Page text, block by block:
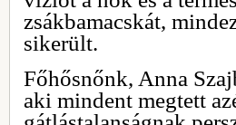
zsákbamacskát,
sikerült.
Főhősnőnk, Anna
aki mindent megtett